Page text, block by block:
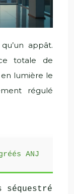
appât.
totale de
lumière le
régulé
ANJ
séquestrés